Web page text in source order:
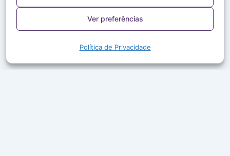
Ver preferências
Política de Privacidade